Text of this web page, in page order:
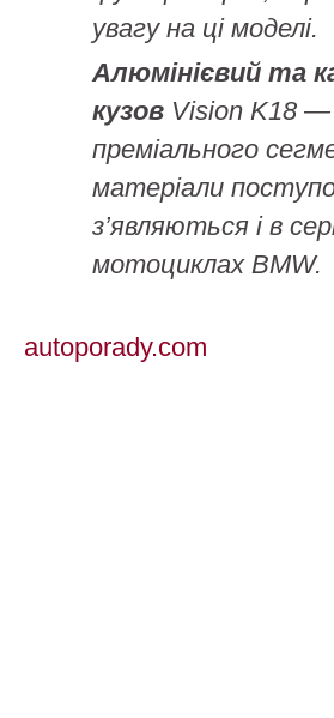
увагу на ці моделі.
Алюмінієвий та
кузов Vision K18 —
преміального
матеріали
з’являються і в
мотоциклах BMW.
autoporady.com